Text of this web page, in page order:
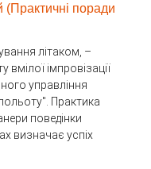
(Практичні поради
літаком, –
імпровізації
управління
Практика
поведінки
визначає успіх